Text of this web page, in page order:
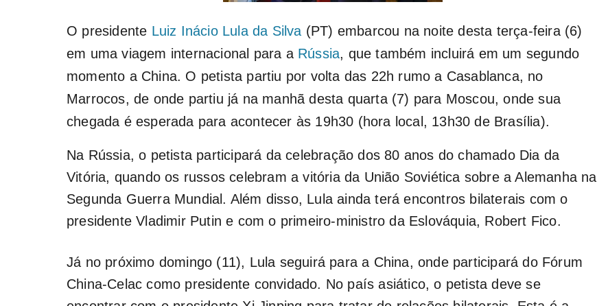
O presidente Luiz Inácio Lula da Silva (PT) embarcou na noite desta terça-feira (6)
em uma viagem internacional para a Rússia, que também incluirá em um segundo
momento a China. O petista partiu por volta das 22h rumo a Casablanca, no
Marrocos, de onde partiu já na manhã desta quarta (7) para Moscou, onde sua
chegada é esperada para acontecer às 19h30 (hora local, 13h30 de Brasília).
Na Rússia, o petista participará da celebração dos 80 anos do chamado Dia da
Vitória, quando os russos celebram a vitória da União Soviética sobre a Alemanha na
Segunda Guerra Mundial. Além disso, Lula ainda terá encontros bilaterais com o
presidente Vladimir Putin e com o primeiro-ministro da Eslováquia, Robert Fico.
Já no próximo domingo (11), Lula seguirá para a China, onde participará do Fórum
China-Celac como presidente convidado. No país asiático, o petista deve se